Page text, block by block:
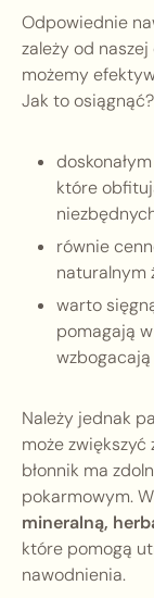
Odpowiednie
zależy od
możemy
Jak to osiągnąć?
które
równie
naturalnym
warto
pomagają
Należy jednak
może
błonnik ma
pokarmowym.
mineralną,
które pomogą
nawodnienia.